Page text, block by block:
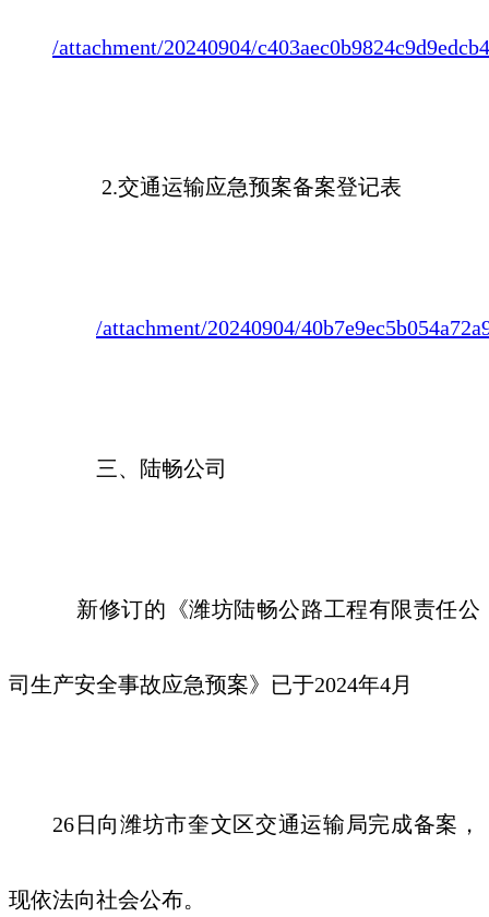
/attachment/20240904/
2.交通运输应急预案备案登记表
/attachment/20240904/
三、陆畅公司
新修订的《潍坊陆畅公路工程有限责任公
司生产安全事故应急预案》已于2024年4月
26 日向潍坊市奎文区交通运输局完成备案，
现依法向社会公布。